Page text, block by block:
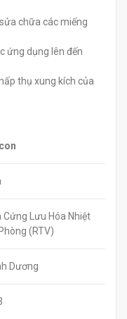
chữa các miếng
ứng dụng lên đến
thụ xung kích của
Cứng Lưu Hóa Nhiệt
(RTV)
Dương